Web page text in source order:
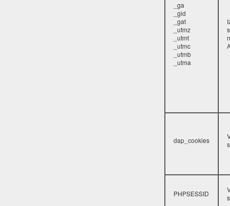
_ga
_gid
_gat
_utmz
_utmt
_utmc
_utmb
_utma
dap_cookies
PHPSESSID